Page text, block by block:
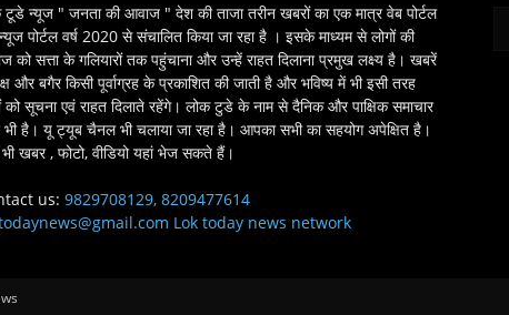
टूडे न्यूज " जनता की आवाज " देश की ताजा तरीन खबरों का एक मात्र वेब पोर्टल
पोर्टल वर्ष 2020 से संचालित किया जा रहा है । इसके माध्यम से लोगों की
को सत्ता के गलियारों तक पहुंचाना और उन्हें राहत दिलाना प्रमुख लक्ष्य है। खबरें
और बगैर किसी पूर्वाग्रह के प्रकाशित की जाती है और भविष्य में भी इसी तरह
को सूचना एवं राहत दिलाते रहेंगे। लोक टुडे के नाम से दैनिक और पाक्षिक समाचार
भी है। यू ट्यूब चैनल भी चलाया जा रहा है। आपका सभी का सहयोग अपेक्षित है।
खबर , फोटो, वीडियो यहां भेज सकते हैं।
us: 9829708129, 8209477614
Lok today news network